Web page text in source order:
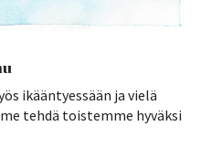
ikääntyessään ja vielä
tehdä toistemme hyväksi